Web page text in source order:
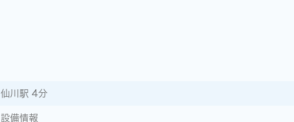
仙川駅 4分
設備情報